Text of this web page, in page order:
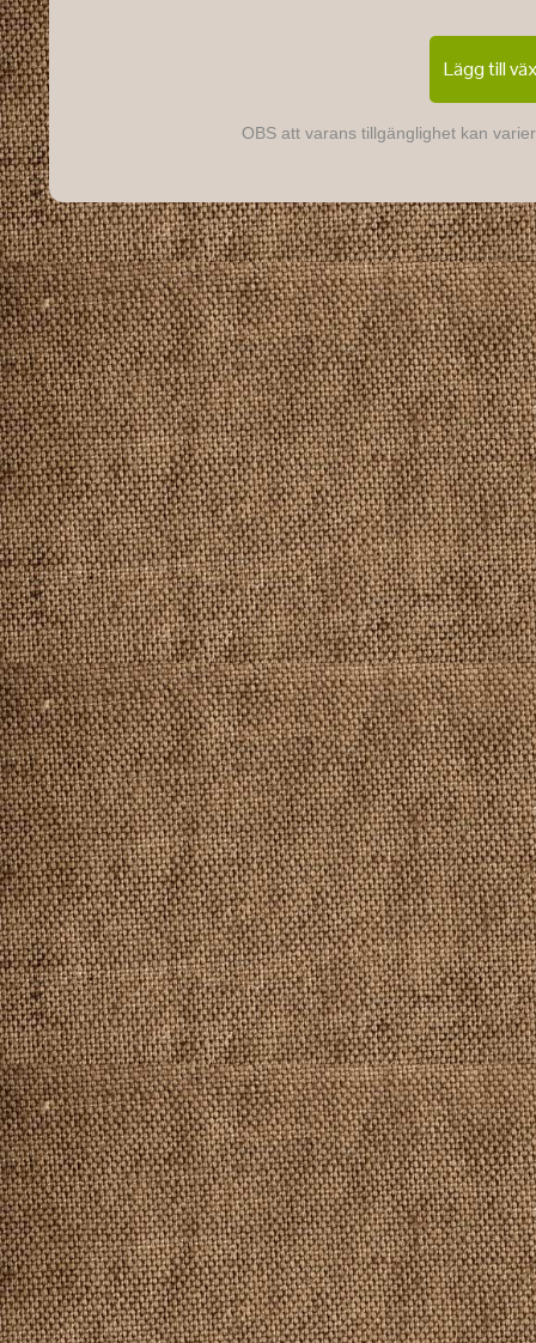
Lägg till
OBS att varans tillgänglighet kan